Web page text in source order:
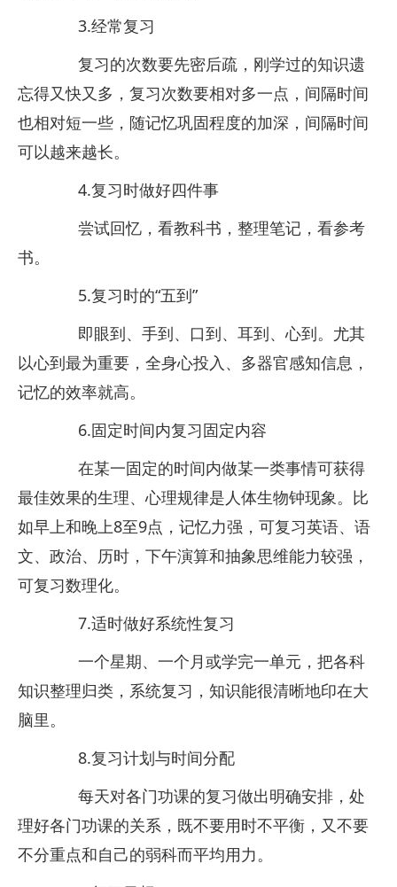
3.经常复习
复习的次数要先密后疏，刚学过的知识遗
忘得又快又多，复习次数要相对多一点，间隔时间
也相对短一些，随记忆巩固程度的加深，间隔时间
可以越来越长。
4.复习时做好四件事
尝试回忆，看教科书，整理笔记，看参考
书。
5.复习时的“五到”
即眼到、手到、口到、耳到、心到。尤其
以心到最为重要，全身心投入、多器官感知信息，
记忆的效率就高。
6.固定时间内复习固定内容
在某一固定的时间内做某一类事情可获得
最佳效果的生理、心理规律是人体生物钟现象。比
如早上和晚上8至9点，记忆力强，可复习英语、语
文、政治、历时，下午演算和抽象思维能力较强，
可复习数理化。
7.适时做好系统性复习
一个星期、一个月或学完一单元，把各科
知识整理归类，系统复习，知识能很清晰地印在大
脑里。
8.复习计划与时间分配
每天对各门功课的复习做出明确安排，处
理好各门功课的关系，既不要用时不平衡，又不要
不分重点和自己的弱科而平均用力。